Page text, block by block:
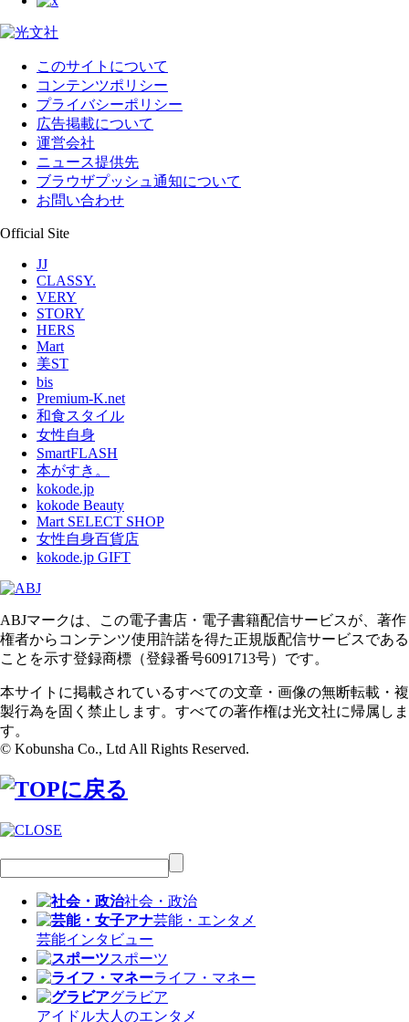
このサイトについて
コンテンツポリシー
プライバシーポリシー
広告掲載について
運営会社
ニュース提供先
ブラウザプッシュ通知について
お問い合わせ
Official Site
JJ
CLASSY.
VERY
STORY
HERS
Mart
美ST
bis
Premium-K.net
和食スタイル
女性自身
SmartFLASH
本がすき。
kokode.jp
kokode Beauty
Mart SELECT SHOP
女性自身百貨店
kokode.jp GIFT
ABJマークは、この電子書店・電子書籍配信サービスが、著作
権者からコンテンツ使用許諾を得た正規版配信サービスである
ことを示す登録商標（登録番号6091713号）です。
本サイトに掲載されているすべての文章・画像の無断転載・複
製行為を固く禁止します。すべての著作権は光文社に帰属しま
す。
© Kobunsha Co., Ltd All Rights Reserved.
社会・政治
芸能・エンタメ
芸能インタビュー
スポーツ
ライフ・マネー
グラビア
アイドル大人のエンタメ